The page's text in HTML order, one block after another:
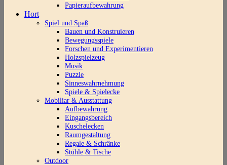
Papieraufbewahrung
Hort
Spiel und Spaß
Bauen und Konstruieren
Bewegungsspiele
Forschen und Experimentieren
Holzspielzeug
Musik
Puzzle
Sinneswahrnehmung
Spiele & Spielecke
Mobiliar & Ausstattung
Aufbewahrung
Eingangsbereich
Kuschelecken
Raumgestaltung
Regale & Schränke
Stühle & Tische
Outdoor